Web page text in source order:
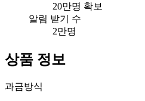
20만명 확보
알림 받기 수
2만명
상품 정보
과금방식